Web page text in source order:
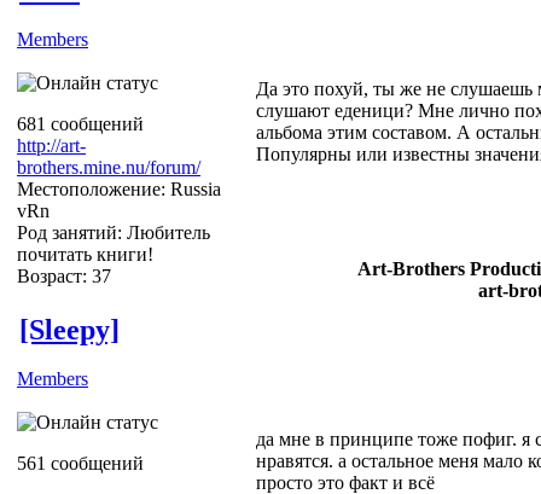
Members
681 сообщений
http://art-
brothers.mine.nu/forum/
Местоположение: Russia
vRn
Род занятий: Любитель
почитать книги!
Возраст: 37
Да это похуй, ты же не слушаешь
слушают еденици? Мне лично
альбома этим составом. А
Популярны или известны
Art-Brothers
art-
[Sleepy]
Members
561 сообщений
да мне в принципе тоже пофиг.
нравятся. а остальное меня
просто это факт и всё